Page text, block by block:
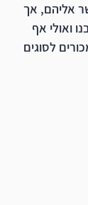
אליהם, אך
ואולי אף
לסוגים